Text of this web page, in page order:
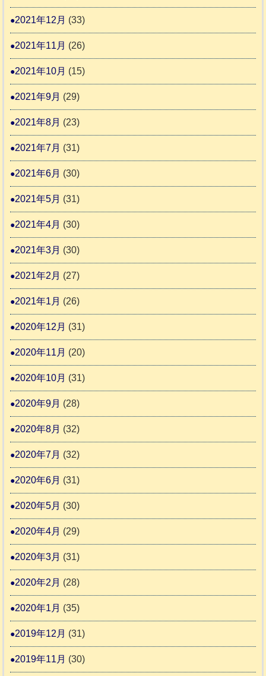
2021年12月 (33)
2021年11月 (26)
2021年10月 (15)
2021年9月 (29)
2021年8月 (23)
2021年7月 (31)
2021年6月 (30)
2021年5月 (31)
2021年4月 (30)
2021年3月 (30)
2021年2月 (27)
2021年1月 (26)
2020年12月 (31)
2020年11月 (20)
2020年10月 (31)
2020年9月 (28)
2020年8月 (32)
2020年7月 (32)
2020年6月 (31)
2020年5月 (30)
2020年4月 (29)
2020年3月 (31)
2020年2月 (28)
2020年1月 (35)
2019年12月 (31)
2019年11月 (30)